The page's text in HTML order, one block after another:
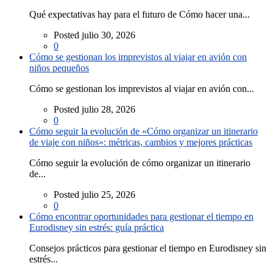
Qué expectativas hay para el futuro de Cómo hacer una...
Posted julio 30, 2026
0
Cómo se gestionan los imprevistos al viajar en avión con
niños pequeños
Cómo se gestionan los imprevistos al viajar en avión con...
Posted julio 28, 2026
0
Cómo seguir la evolución de «Cómo organizar un itinerario
de viaje con niños»: métricas, cambios y mejores prácticas
Cómo seguir la evolución de cómo organizar un itinerario
de...
Posted julio 25, 2026
0
Cómo encontrar oportunidades para gestionar el tiempo en
Eurodisney sin estrés: guía práctica
Consejos prácticos para gestionar el tiempo en Eurodisney sin
estrés...